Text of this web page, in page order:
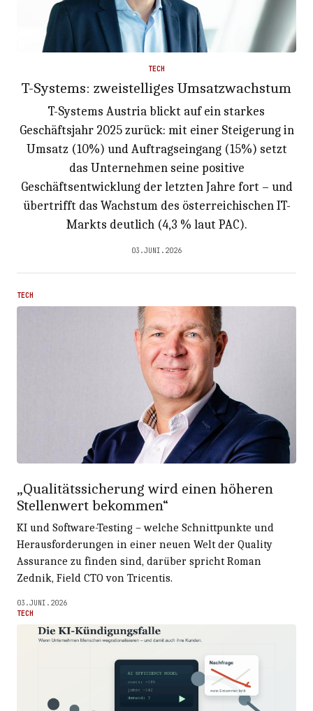
TECH
T-Systems: zweistelliges Umsatzwachstum
T-Systems Austria blickt auf ein starkes
Geschäftsjahr 2025 zurück: mit einer Steigerung in
Umsatz (10%) und Auftragseingang (15%) setzt
das Unternehmen seine positive
Geschäftsentwicklung der letzten Jahre fort – und
übertrifft das Wachstum des österreichischen IT-
Markts deutlich (4,3 % laut PAC).
03.JUNI.2026
TECH
„Qualitätssicherung wird einen höheren
Stellenwert bekommen“
KI und Software-Testing – welche Schnittpunkte und
Herausforderungen in einer neuen Welt der Quality
Assurance zu finden sind, darüber spricht Roman
Zednik, Field CTO von Tricentis.
03.JUNI.2026
TECH